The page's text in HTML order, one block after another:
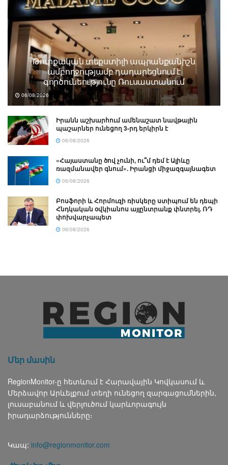
Թուրքական տեքստիլի ապրանքանիշն
ամբողջությամբ դադարեցնում է
գործունեությունը Ռուսաստանում
06/08/2026
Իրանն աշխարհում ամենաշատ նավթային
պաշարներ ունեցող 3-րդ երկիրն է
06/08/2026
«Հայաստանը ծով չունի, ու՞մ դեմ է Ալիևը
ռազմանավեր գնում». Իրանցի միջազգայնագետ
06/08/2026
Բոսֆորի և Հորմուզի ռիսկերը ստիպում են դեպի
Հնդկական օվկիանոս այլընտրանք փնտրել. ՌԴ
փոխվարչապետ
06/08/2026
Մեր մասին
RegionMonitor-ը հետևում է Հարավային Կովկասում և
Մերձավոր Արևելքում տեղի ունեցող զարգացումներին,
լուսաբանում և վերլուծում կարևորագույն
իրադարձությունները։
Կապ: info@regionmonitor.com